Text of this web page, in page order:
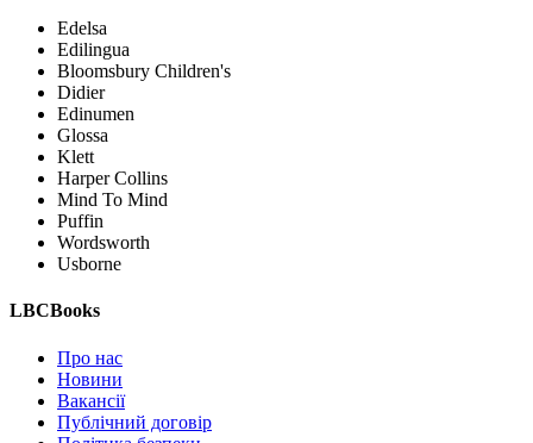
Edelsa
Edilingua
Bloomsbury Children's
Didier
Edinumen
Glossa
Klett
Harper Collins
Mind To Mind
Puffin
Wordsworth
Usborne
LBCBooks
Про нас
Новини
Вакансії
Публічний договір